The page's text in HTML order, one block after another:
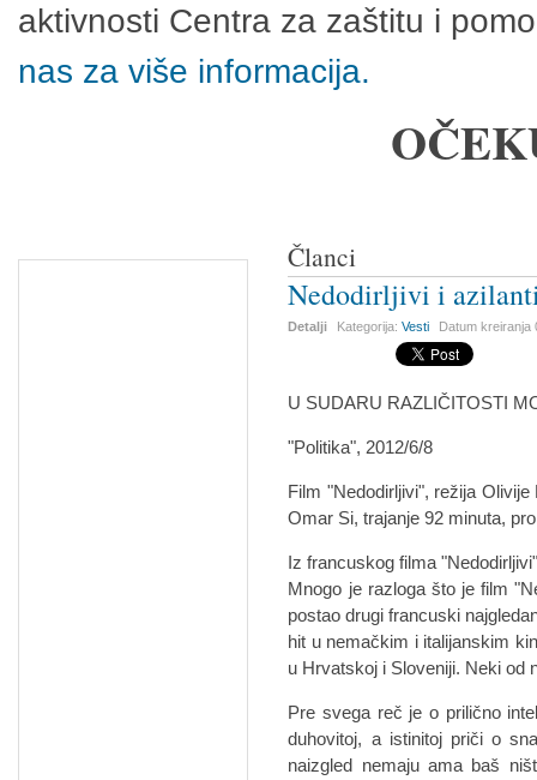
aktivnosti Centra za zaštitu i
nas za više informacija.
Članci
Nedodirljivi i
Detalji Kategorija:Vesti Datum kreiranja
U SUDARU RAZLIČITOSTI
"Politika", 2012/6/8
Film "Nedodirljivi", režija
Omar Si, trajanje 92 minuta,
Iz francuskog filma
Mnogo je razloga što je film
postao drugi francuski
hit u nemačkim i italijanskim
u Hrvatskoj i Sloveniji. Neki od
Pre svega reč je o prilično
duhovitoj, a istinitoj priči o
naizgled nemaju ama baš